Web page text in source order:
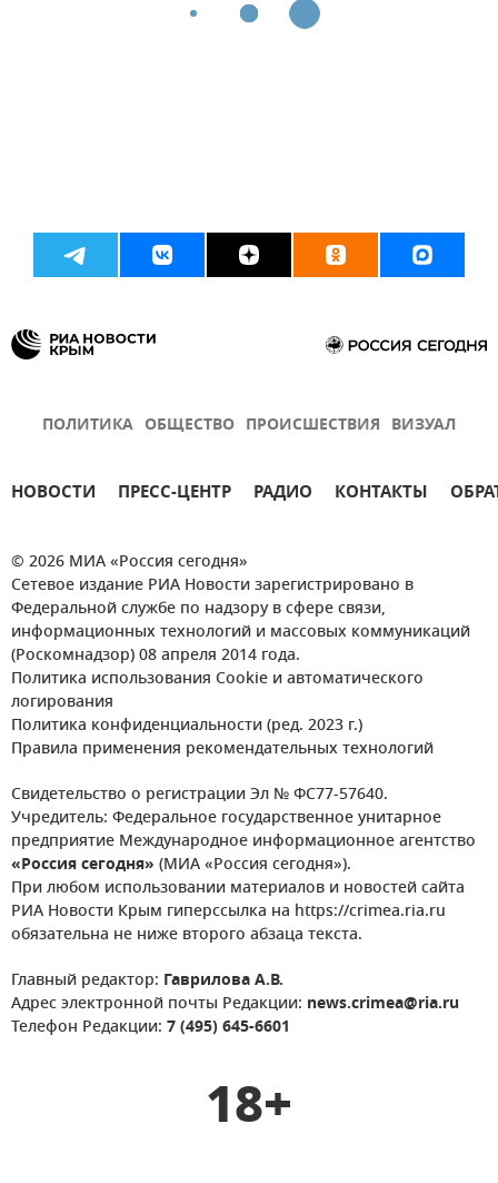
ПОЛИТИКА ОБЩЕСТВО ПРОИСШЕСТВИЯ ВИЗУАЛ
НОВОСТИ ПРЕСС-ЦЕНТР РАДИО КОНТАКТЫ
© 2026 МИА «Россия сегодня»
Сетевое издание РИА Новости зарегистрировано в
Федеральной службе по надзору в сфере связи,
информационных технологий и массовых коммуникаций
(Роскомнадзор) 08 апреля 2014 года.
Политика использования Cookie и автоматического
логирования
Политика конфиденциальности (ред. 2023 г.)
Правила применения рекомендательных технологий
Свидетельство о регистрации Эл № ФС77-57640.
Учредитель: Федеральное государственное унитарное
предприятие Международное информационное агентство
«Россия сегодня» (МИА «Россия сегодня»).
При любом использовании материалов и новостей сайта
РИА Новости Крым гиперссылка на https://crimea.ria.ru
обязательна не ниже второго абзаца текста.
Главный редактор: Гаврилова А.В.
Адрес электронной почты Редакции: news.crimea@ria.ru
Телефон Редакции: 7 (495) 645-6601
18+